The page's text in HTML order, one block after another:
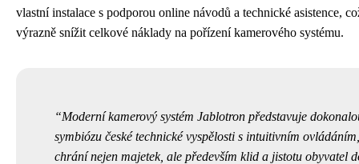
vlastní instalace s podporou online návodů a technické asistence,
výrazně snížit celkové náklady na pořízení kamerového systému.
Moderní kamerový systém Jablotron představuje
symbiózu české technické vyspělosti s intuitivním
chrání nejen majetek, ale především klid a jistotu obyvatel